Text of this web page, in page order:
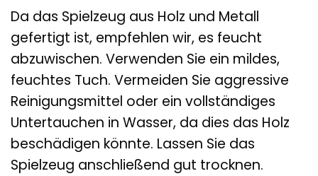
Da das Spielzeug aus Holz und Metall
gefertigt ist, empfehlen wir, es feucht
abzuwischen. Verwenden Sie ein mildes,
feuchtes Tuch. Vermeiden Sie aggressive
Reinigungsmittel oder ein vollständiges
Untertauchen in Wasser, da dies das Holz
beschädigen könnte. Lassen Sie das
Spielzeug anschließend gut trocknen.